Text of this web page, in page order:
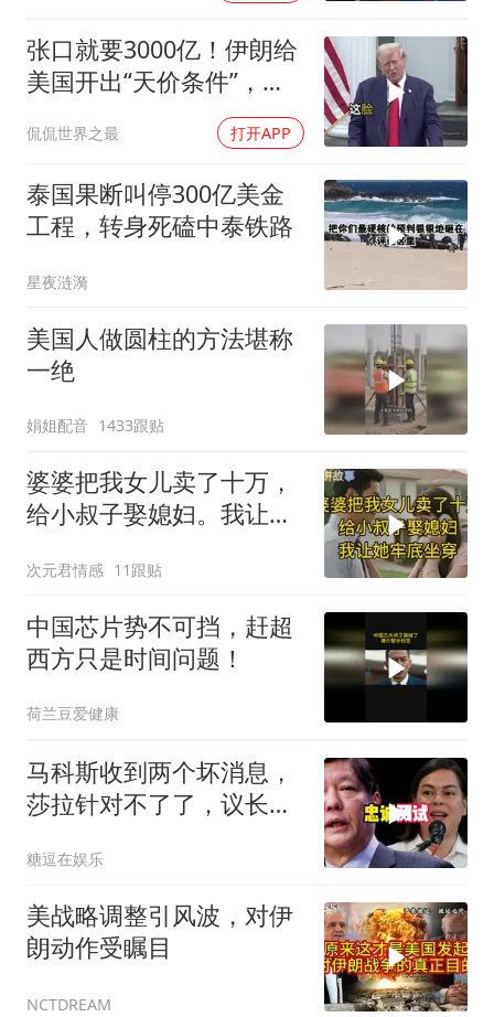
张口就要3000亿！伊朗给
美国开出“天价条件”，特
朗普这回真被拿捏了？
侃侃世界之最 打开APP
泰国果断叫停300亿美金
工程，转身死磕中泰铁路
星夜涟漪
美国人做圆柱的方法堪称
一绝
娟姐配音 1433跟贴
婆婆把我女儿卖了十万，
给小叔子娶媳妇。我让她
次元君情感 11跟贴
中国芯片势不可挡，赶超
西方只是时间问题！
荷兰豆爱健康
马科斯收到两个坏消息，
莎拉针对不了了，议长反
糖逗在娱乐
美战略调整引风波，对伊
朗动作受瞩目
NCTDREAM